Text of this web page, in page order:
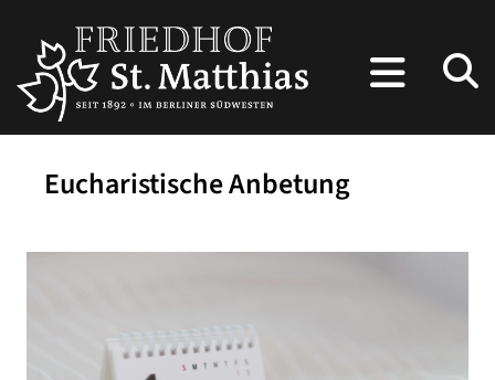
Eucharistische Anbetung